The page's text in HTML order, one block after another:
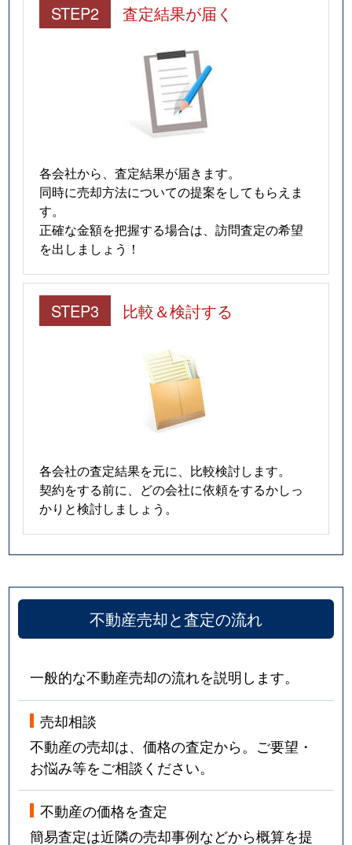
STEP2 査定結果が届く
各会社から、査定結果が届きます。
同時に売却方法についての提案をしてもらえま
す。
正確な金額を把握する場合は、訪問査定の希望
を出しましょう！
STEP3 比較＆検討する
各会社の査定結果を元に、比較検討します。
契約をする前に、どの会社に依頼をするかしっ
かりと検討しましょう。
不動産売却と査定の流れ
一般的な不動産売却の流れを説明します。
売却相談
不動産の売却は、価格の査定から。ご要望・
お悩み等をご相談ください。
不動産の価格を査定
簡易査定は近隣の売却事例などから概算を提